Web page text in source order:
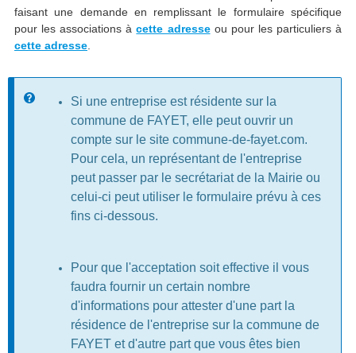
faisant une demande en remplissant le formulaire spécifique
pour les associations àcette adresseou pour les particuliers à
cette adresse
Message d'information
Si une entreprise est résidente sur la
commune de FAYET, elle peut ouvrir un
compte sur le site commune-de-fayet.com.
Pour cela, un représentant de l'entreprise
peut passer par le secrétariat de la Mairie ou
celui-ci peut utiliser le formulaire prévu à ces
fins ci-dessous.
Pour que l'acceptation soit effective il vous
faudra fournir un certain nombre
d'informations pour attester d'une part la
résidence de l'entreprise sur la commune de
FAYET et d'autre part que vous êtes bien